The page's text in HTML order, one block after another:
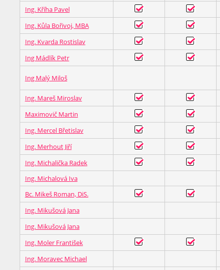
Ing. Kříha Pavel
Ing. Kůla Bořivoj, MBA
Ing. Kvarda Rostislav
Ing Mádlík Petr
Ing Malý Miloš
Ing. Mareš Miroslav
Maximovič Martin
Ing. Mercel Břetislav
Ing. Merhout Jiří
Ing. Michalička Radek
Ing. Michalová Iva
Bc. Mikeš Roman, DiS.
Ing. Mikušová Jana
Ing. Mikušová Jana
Ing. Moler František
Ing. Moravec Michael